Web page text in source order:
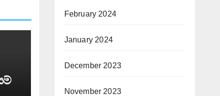
February 2024
January 2024
December 2023
November 2023